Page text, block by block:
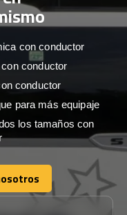
con conductor
conductor
conductor
para más equipaje
los tamaños con